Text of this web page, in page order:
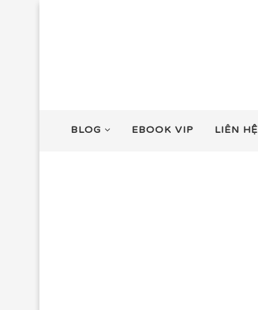
BLOG EBOOK VIP LIÊN HỆ